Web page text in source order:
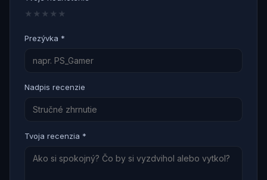
★
★
★
★
★
Prezývka *
Nadpis recenzie
Tvoja recenzia *